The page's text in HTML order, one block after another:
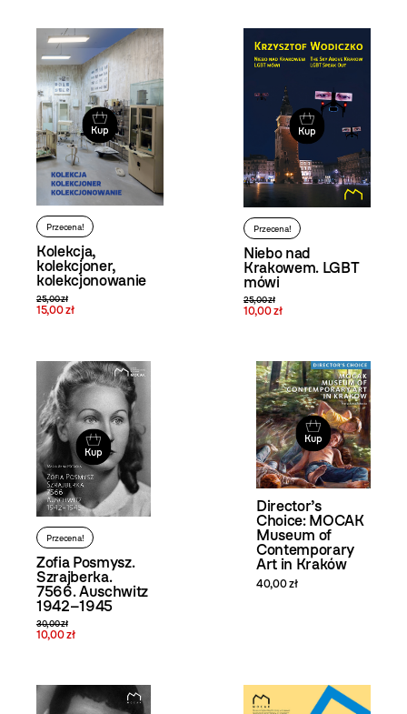
Kup
Przecena!
Kolekcja,
kolekcjoner,
kolekcjonowanie
25,00 zł
15,00 zł
Kup
Przecena!
Niebo nad
Krakowem. LGBT
mówi
25,00 zł
10,00 zł
Kup
Przecena!
Zofia Posmysz.
Szrajberka.
7566. Auschwitz
1942–1945
30,00 zł
10,00 zł
Kup
Director’s
Choice: MOCAK
Museum of
Contemporary
Art in Kraków
40,00 zł